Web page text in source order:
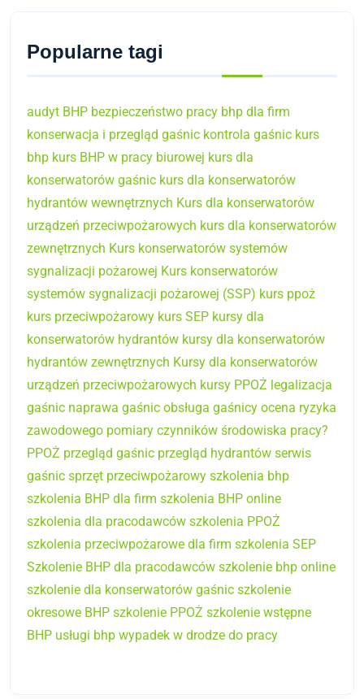
Popularne tagi
audyt BHP bezpieczeństwo pracy bhp dla firm
konserwacja i przegląd gaśnic kontrola gaśnic kurs
bhp kurs BHP w pracy biurowej kurs dla
konserwatorów gaśnic kurs dla konserwatorów
hydrantów wewnętrznych Kurs dla konserwatorów
urządzeń przeciwpożarowych kurs dla konserwatorów
zewnętrznych Kurs konserwatorów systemów
sygnalizacji pożarowej Kurs konserwatorów
systemów sygnalizacji pożarowej (SSP) kurs ppoż
kurs przeciwpożarowy kurs SEP kursy dla
konserwatorów hydrantów kursy dla konserwatorów
hydrantów zewnętrznych Kursy dla konserwatorów
urządzeń przeciwpożarowych kursy PPOŻ legalizacja
gaśnic naprawa gaśnic obsługa gaśnicy ocena ryzyka
zawodowego pomiary czynników środowiska pracy?
PPOŻ przegląd gaśnic przegląd hydrantów serwis
gaśnic sprzęt przeciwpożarowy szkolenia bhp
szkolenia BHP dla firm szkolenia BHP online
szkolenia dla pracodawców szkolenia PPOŻ
szkolenia przeciwpożarowe dla firm szkolenia SEP
Szkolenie BHP dla pracodawców szkolenie bhp online
szkolenie dla konserwatorów gaśnic szkolenie
okresowe BHP szkolenie PPOŻ szkolenie wstępne
BHP usługi bhp wypadek w drodze do pracy